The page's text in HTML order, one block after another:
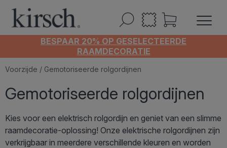
BESPAAR 20% OP GESELECTEERDE
RAAMDECORATIE
Voorzijde / Gemotoriseerde rolgordijnen
Gemotoriseerde rolgordijnen
Kies voor een elektrisch rolgordijn en geniet van een slimme
raamdecoratie-oplossing! Onze elektrische rolgordijnen zijn
verkrijgbaar in meerdere verschillende kleuren en worden